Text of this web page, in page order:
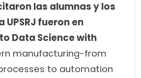
las alumnas y los
UPSRJ fueron en
Data Science with
manufacturing-from
to automation